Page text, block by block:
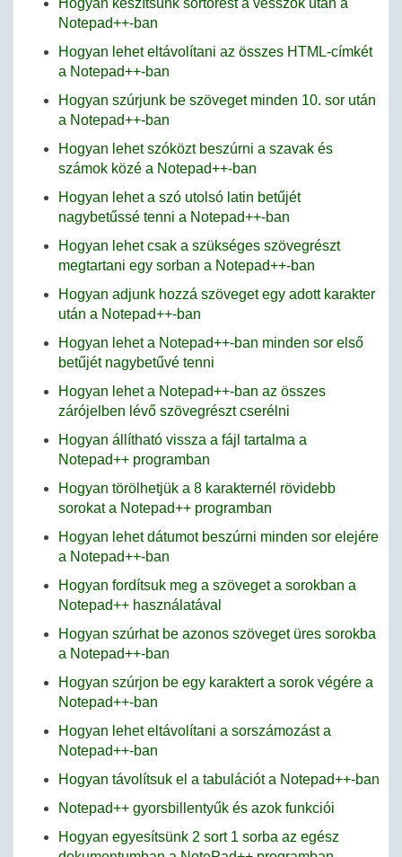
Notepad++-ban
Hogyan lehet eltávolítani az összes HTML-címkét
a Notepad++-ban
Hogyan szúrjunk be szöveget minden 10. sor után
a Notepad++-ban
Hogyan lehet szóközt beszúrni a szavak és
számok közé a Notepad++-ban
Hogyan lehet a szó utolsó latin betűjét
nagybetűssé tenni a Notepad++-ban
Hogyan lehet csak a szükséges szövegrészt
megtartani egy sorban a Notepad++-ban
Hogyan adjunk hozzá szöveget egy adott karakter
után a Notepad++-ban
Hogyan lehet a Notepad++-ban minden sor első
betűjét nagybetűvé tenni
Hogyan lehet a Notepad++-ban az összes
zárójelben lévő szövegrészt cserélni
Hogyan állítható vissza a fájl tartalma a
Notepad++ programban
Hogyan törölhetjük a 8 karakternél rövidebb
sorokat a Notepad++ programban
Hogyan lehet dátumot beszúrni minden sor elejére
a Notepad++-ban
Hogyan fordítsuk meg a szöveget a sorokban a
Notepad++ használatával
Hogyan szúrhat be azonos szöveget üres sorokba
a Notepad++-ban
Hogyan szúrjon be egy karaktert a sorok végére a
Notepad++-ban
Hogyan lehet eltávolítani a sorszámozást a
Notepad++-ban
Hogyan távolítsuk el a tabulációt a Notepad++-ban
Notepad++ gyorsbillentyűk és azok funkciói
Hogyan egyesítsünk 2 sort 1 sorba az egész